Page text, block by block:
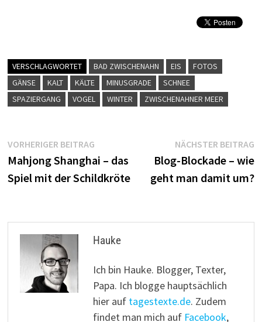
VERSCHLAGWORTET BAD ZWISCHENAHN EIS
FOTOS
GÄNSE
KALT KÄLTE MINUSGRADE
SCHNEE
SPAZIERGANG
VOGEL WINTER ZWISCHENAHNER MEER
Beitragsnavigation
VORHERIGER BEITRAGVorheriger
Beitrag:
Mahjong Shanghai – das
Spiel mit der Schildkröte
NÄCHSTER BEITRAG
Blog-Blockade – wie
geht man damit um?
Hauke
Ich bin Hauke. Blogger, Texter,
Papa. Ich blogge hauptsächlich
hier auf tagestexte.de. Zudem
findet man mich auf Facebook,